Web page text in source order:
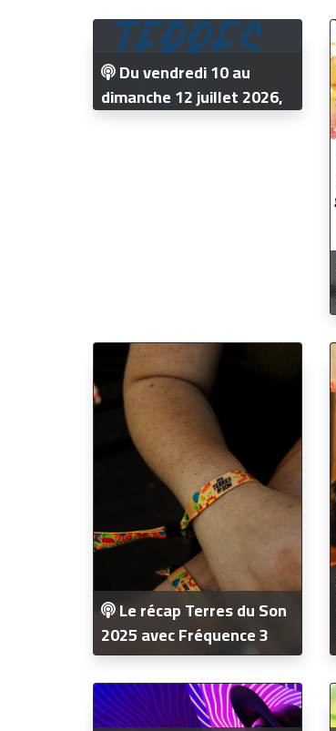
Du vendredi 10 au
dimanche 12 juillet 2026,
le festival Terres du Son
Le récap Terres du Son
2025 avec Fréquence 3